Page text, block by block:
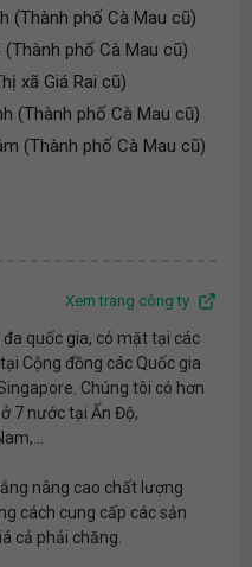
(Thành phố Cà Mau cũ)
phố Cà Mau cũ)
xã Giá Rai cũ)
(Thành phố Cà Mau cũ)
(Thành phố Cà Mau cũ)
Xem trang công ty
quốc gia, có mặt tại các
Cộng đồng các Quốc gia
Chúng tôi có hơn
7 nước tại Ấn Độ,
nâng cao chất lượng
cách cung cấp các sản
cả phải chăng.